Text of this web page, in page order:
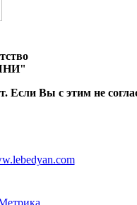
Если Вы с этим не